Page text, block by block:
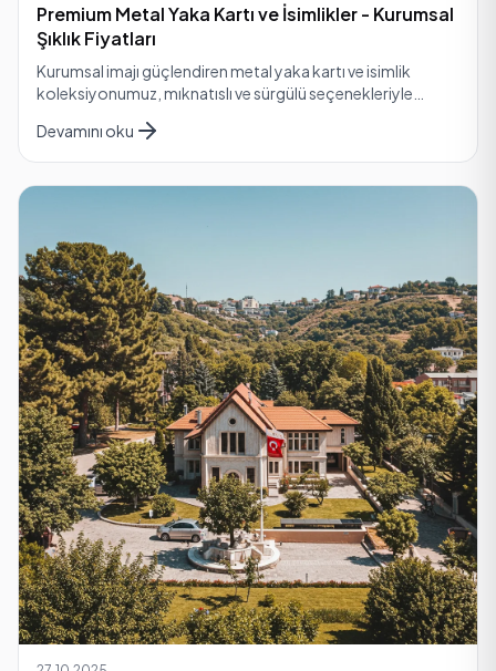
Premium Metal Yaka Kartı ve İsimlikler - Kurumsal
Şıklık Fiyatları
Kurumsal imajı güçlendiren metal yaka kartı ve isimlik
koleksiyonumuz, mıknatıslı ve sürgülü seçenekleriyle
Devamını oku